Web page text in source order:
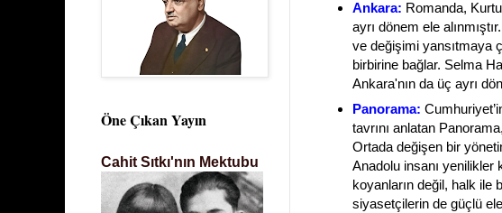
Ankara: Romanda,
ayrı dönem ele
ve değişimi yansıtmaya
birbirine bağlar. Selma
Ankara'nın da üç ayrı
Panorama:
tavrını anlatan
Ortada değişen bir
Anadolu insanı yenilikler
koyanların değil, halk ile
siyasetçilerin de güçlü
Öne Çıkan Yayın
Cahit Sıtkı'nın Mektubu